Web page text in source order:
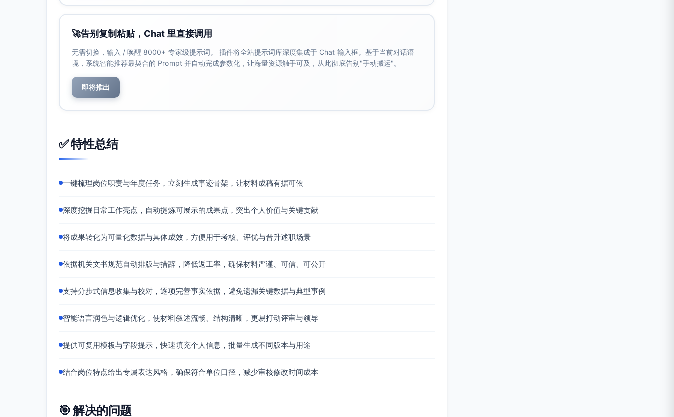
单”，前置拦截。 成效：平均流转用时下降46%，格式性错误率由7.3%降至1.2%，收发文满意度提升至
99%；形成的模板库与流程图在科内推广使用，固化为长期机制，有效释放办文效率红利。
五、下一步打算
深化制度流程重塑。围绕收发文、会务、督办、归档等关键环节，完善流程图与SOP手册，推动更多节点
“减环节、减材料、减时限”。
醒、智能校验，提升线上闭环能力。
提升信息报送质效。围绕中心工作打造主题专栏，完善选题策划—跟踪采访—成稿推送全链路，争取更多
完善应急保障体系。细化极端天气、突发事件的快反预案与物资清单，开展针对性演练，提升跨部门协同
撑水平。
成效，展现出细致严谨、执行力强、沟通能力强、责任心强的职业素养。下一步，将在既有基础上持续打磨
流程与质量，以更加规范、高效、务实的作风服务机关中心工作和重点任务。
🚀告别复制粘贴，Chat 里直接调用
无需切换，输入 / 唤醒 8000+ 专家级提示词。 插件将全站提示词库深度集成于 Chat 输入框。基于当前对话语
境，系统智能推荐最契合的 Prompt 并自动完成参数化，让海量资源触手可及，从此彻底告别"手动搬运"。
即将推出
✅ 特性总结
一键梳理岗位职责与年度任务，立刻生成事迹骨架，让材料成稿有据可依
深度挖掘日常工作亮点，自动提炼可展示的成果点，突出个人价值与关键贡献
将成果转化为可量化数据与具体成效，方便用于考核、评优与晋升述职场景
依据机关文书规范自动排版与措辞，降低返工率，确保材料严谨、可信、可公开
支持分步式信息收集与校对，逐项完善事实依据，避免遗漏关键数据与典型事例
智能语言润色与逻辑优化，使材料叙述流畅、结构清晰，更易打动评审与领导
提供可复用模板与字段提示，快速填充个人信息，批量生成不同版本与用途
结合岗位特点给出专属表达风格，确保符合单位口径，减少审核修改时间成本
🎯 解决的问题